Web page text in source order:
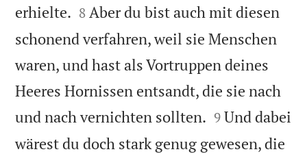
erhielte. 

8 Aber du bist auch mit diesen
schonend verfahren, weil sie Menschen
waren, und hast als Vortruppen deines
Heeres Hornissen entsandt, die sie nach
und nach vernichten sollten. 

9 Und dabei
wärest du doch stark genug gewesen, die